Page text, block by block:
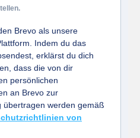
Brevo als unsere
Indem du das
erklärst du dich
dass die von dir
persönlichen
an Brevo zur
übertragen werden gemäß
von